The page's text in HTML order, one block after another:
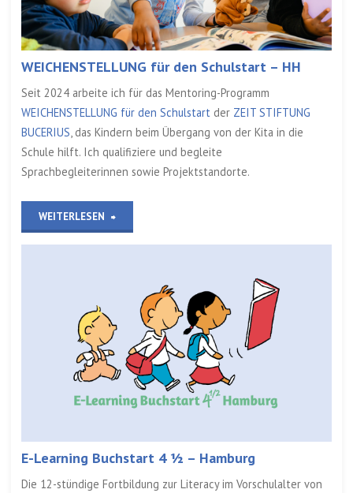
WEICHENSTELLUNG für den Schulstart – HH
Seit 2024 arbeite ich für das Mentoring-Programm
WEICHENSTELLUNG für den Schulstartder ZEIT STIFTUNG
BUCERIUS, das Kindern beim Übergang von der Kita in die
Schule hilft. Ich qualifiziere und begleite
Sprachbegleiterinnen sowie Projektstandorte.
WEITERLESEN „WEICHENSTELLUNG
für
Schulstart
HH“
E-Learning Buchstart 4 ½ – Hamburg
Die 12-stündige Fortbildung zur Literacy im Vorschulalter von